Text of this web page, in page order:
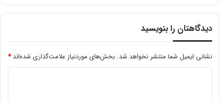
دیدگاهتان را بنویسید
نشانی ایمیل شما منتشر نخواهد شد. بخش‌های موردنیاز علامت‌گذاری شده‌اند*